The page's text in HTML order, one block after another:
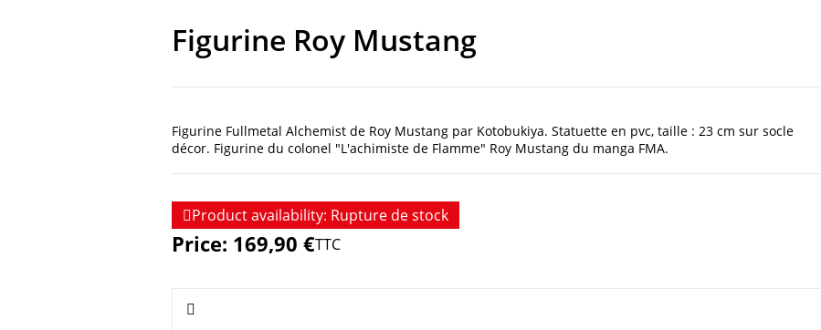
Figurine Roy Mustang
Figurine Fullmetal Alchemist de Roy Mustang par Kotobukiya. Statuette en pvc, taille : 23 cm sur socle
décor. Figurine du colonel "L'achimiste de Flamme" Roy Mustang du manga FMA.
Price: 169,90 €TTC

Product availability: Rupture de stock